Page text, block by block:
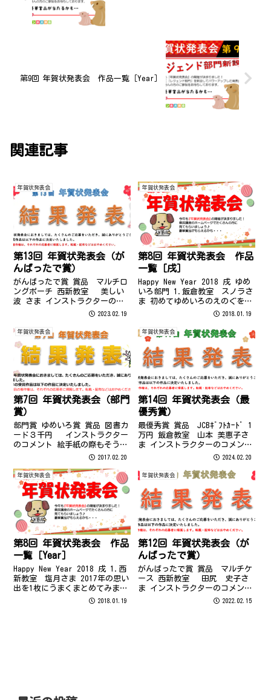
第9回 年賀状発表会 作品一覧［Year］
関連記事
年賀状発表会
第13回 年賀状発表会（が
んばったで賞）
がんばったで賞 賞品 マルチロ
ングポーチ 西新教室 美しい
波 さま インストラクターのコ
メント 初めて作成された年賀状
＾＾ 大人になってから表彰され
る機会は多くありませんので、
ぜひお嬢様に自慢して、父親の
威厳を...
2023.02.19
年賀状発表会
第8回 年賀状発表会 作品
一覧［戌］
Happy New Year 2018 戌 ゆめ
いろ部門 1.飯倉教室 スノラさ
ま 初めてゆめいろのえのぐを使
って、書きましたが、細かい部
て、なかなか思い通りの色が出
せずに苦戦しました。子供の頃
の塗り絵を思い出して...
2018.01.19
年賀状発表会
第7回 年賀状発表会（部門
賞）
部門賞 ゆめいろ賞 賞品 図書カ
ード３千円 インストラクター
のコメント 絵手紙の際もそうで
したが、写真に見えるほどのク
成まで楽しそうに描かれていた
ことがとても印象的でした。可
愛いフクロウの大きな真ん丸お
めめに...
2017.02.20
年賀状発表会
第14回 年賀状発表会（最
優秀賞）
最優秀賞 賞品 JCBｷﾞﾌﾄｶｰﾄﾞ 1
万円 飯倉教室 山本 美惠子さ
ま インストラクターのコメント
最優秀賞 受賞おめでとうござい
ラストを探して「ペイント」の
配色にしています。「...
2024.02.20
年賀状発表会
第8回 年賀状発表会 作品
一覧［Year］
Happy New Year 2018 戌 1.西
新教室 塩月さま 2017年の思い
出を1枚にうまくまとめてみまし
た。子供の頑張っている様子が
2018.01.19
年賀状発表会
第12回 年賀状発表会（が
んばったで賞）
がんばったで賞 賞品 マルチケ
ース 西新教室 田尻 史子さ
ま インストラクターのコメント
入会されてまだ短期間なのです
2022.02.15